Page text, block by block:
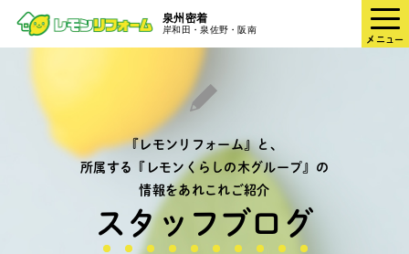
泉州密着
岸和田・泉佐野・阪南
メニュー
『レモンリフォーム』と、
所属する『レモンくらしの木グループ』の
情報をあれこれご紹介
スタッフブログ